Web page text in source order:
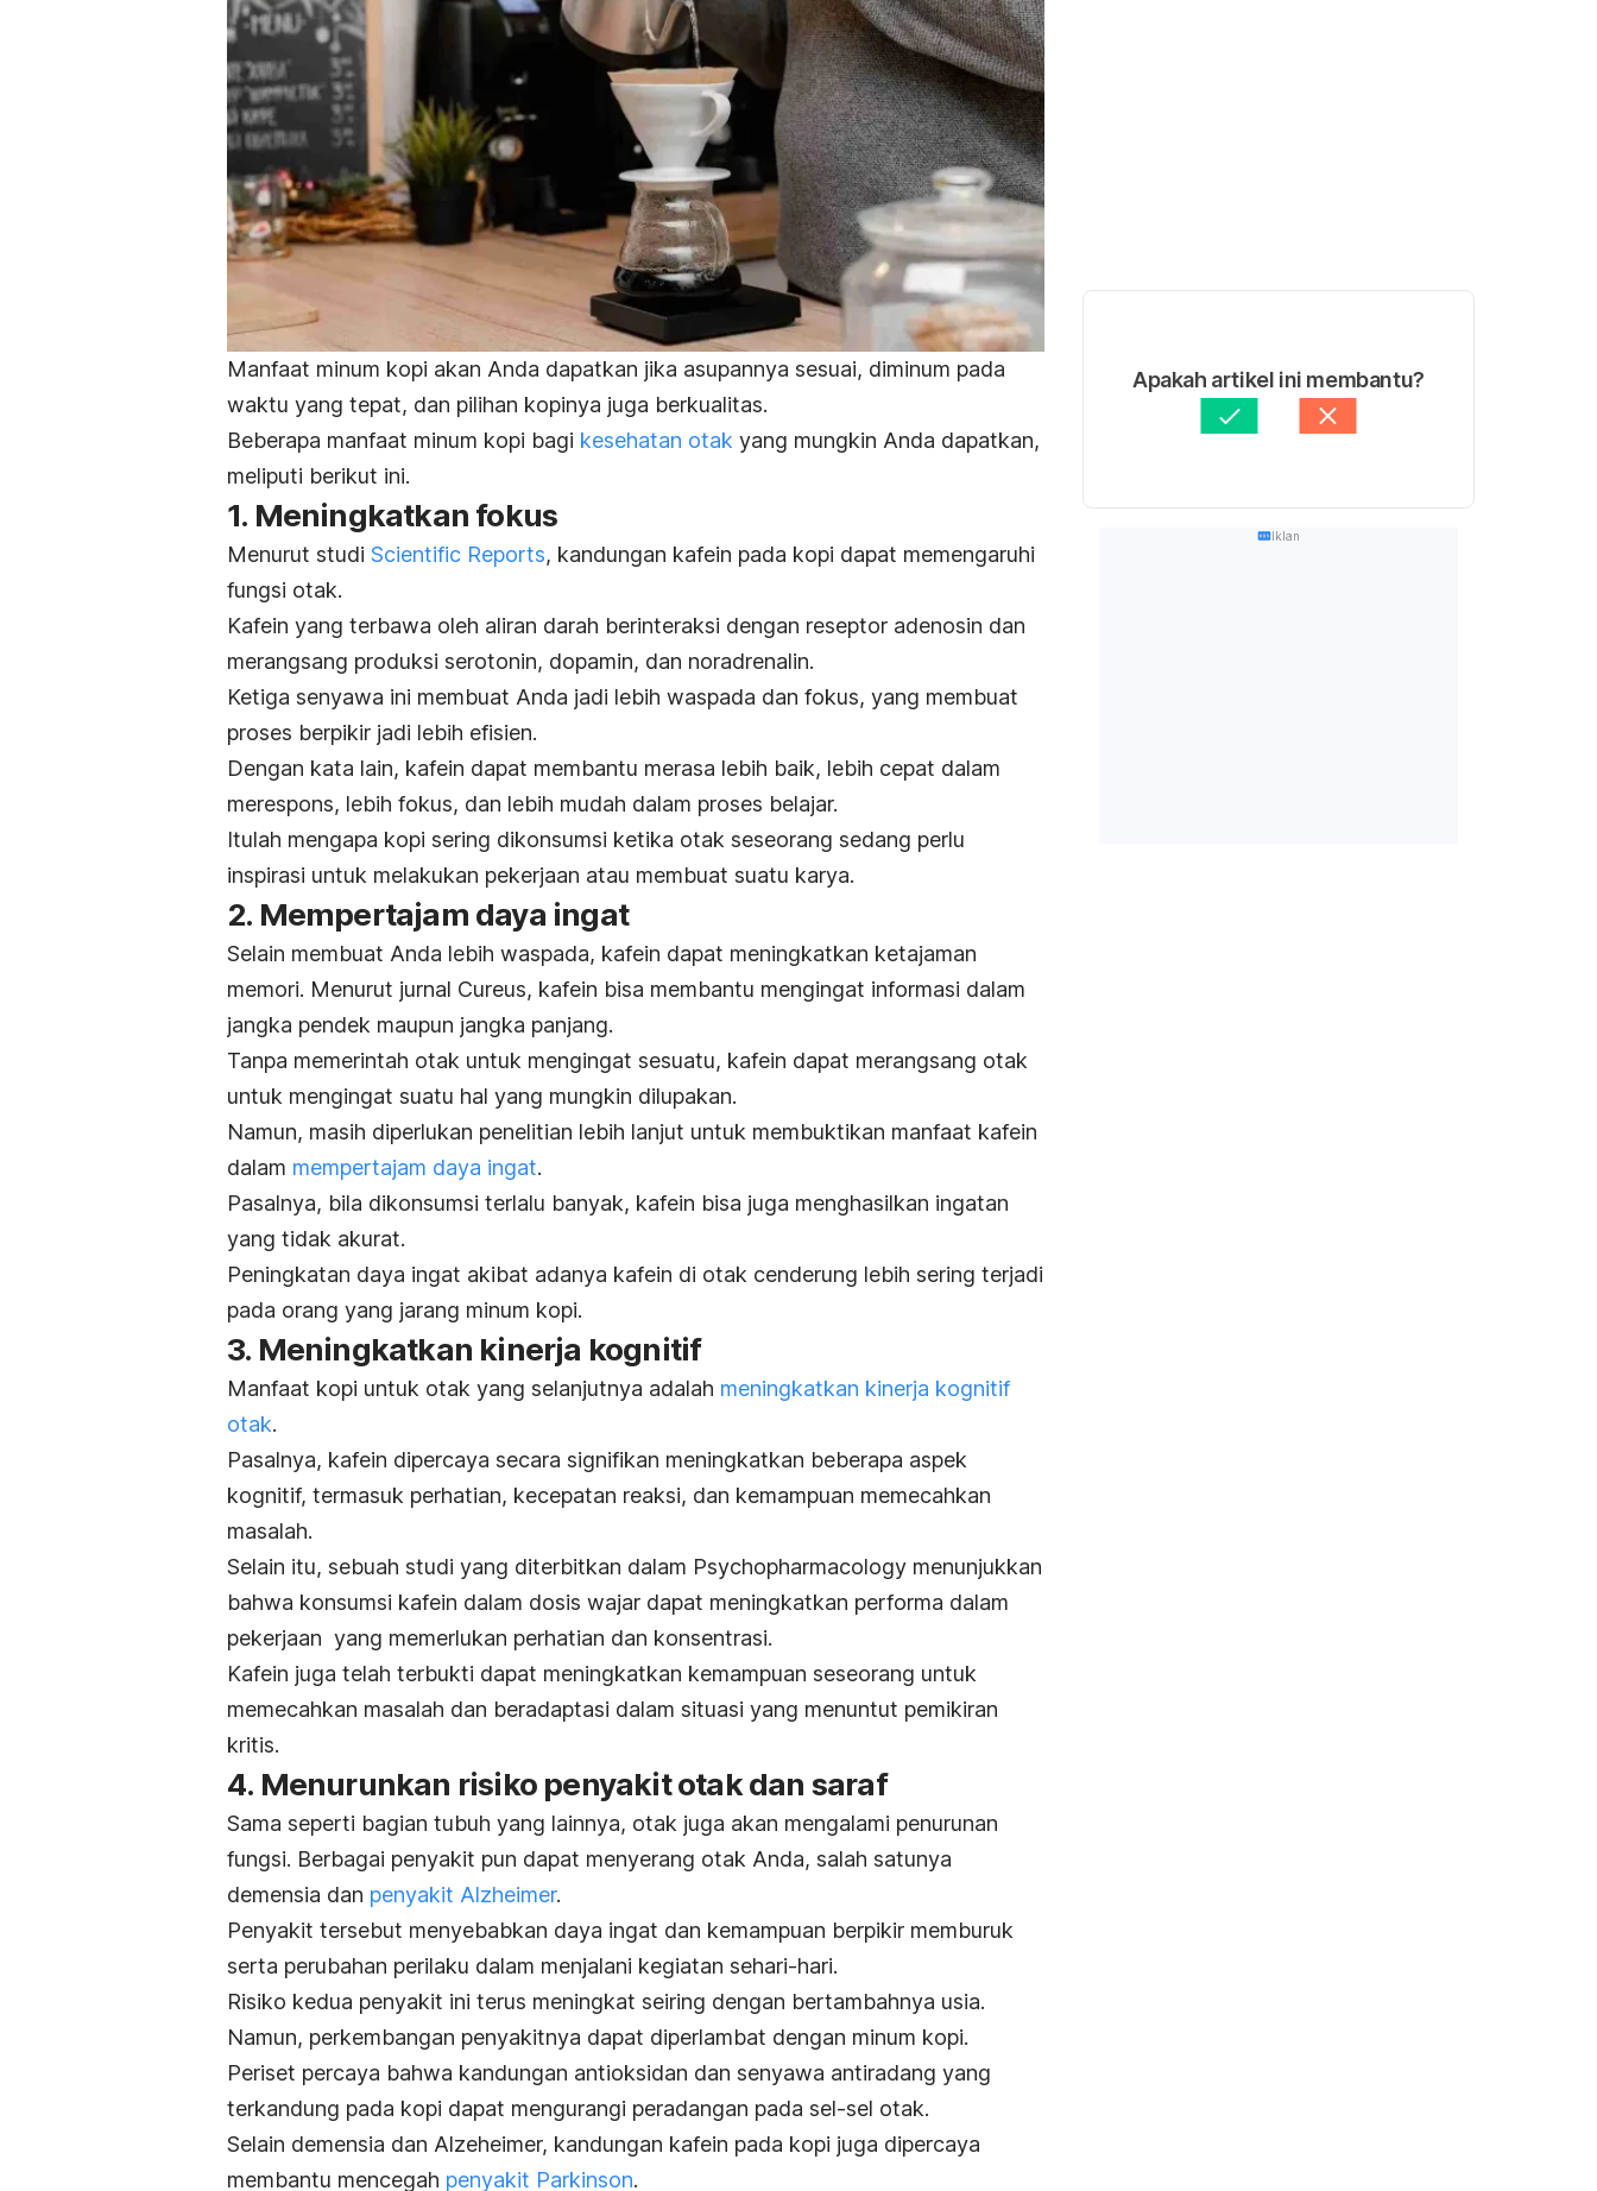
Manfaat minum kopi akan Anda dapatkan jika asupannya sesuai, diminum pada
waktu yang tepat, dan pilihan kopinya juga berkualitas.
Beberapa manfaat minum kopi bagi kesehatan otak yang mungkin Anda dapatkan,
meliputi berikut ini.
1. Meningkatkan fokus
Menurut studi Scientific Reports, kandungan kafein pada kopi dapat memengaruhi
fungsi otak.
Kafein yang terbawa oleh aliran darah berinteraksi dengan reseptor adenosin dan
merangsang produksi serotonin, dopamin, dan noradrenalin.
Ketiga senyawa ini membuat Anda jadi lebih waspada dan fokus, yang membuat
proses berpikir jadi lebih efisien.
Dengan kata lain, kafein dapat membantu merasa lebih baik, lebih cepat dalam
merespons, lebih fokus, dan lebih mudah dalam proses belajar.
Itulah mengapa kopi sering dikonsumsi ketika otak seseorang sedang perlu
inspirasi untuk melakukan pekerjaan atau membuat suatu karya.
2. Mempertajam daya ingat
Selain membuat Anda lebih waspada, kafein dapat meningkatkan ketajaman
memori. Menurut jurnal Cureus, kafein bisa membantu mengingat informasi dalam
jangka pendek maupun jangka panjang.
Tanpa memerintah otak untuk mengingat sesuatu, kafein dapat merangsang otak
untuk mengingat suatu hal yang mungkin dilupakan.
Namun, masih diperlukan penelitian lebih lanjut untuk membuktikan manfaat kafein
dalam mempertajam daya ingat.
Pasalnya, bila dikonsumsi terlalu banyak, kafein bisa juga menghasilkan ingatan
yang tidak akurat.
Peningkatan daya ingat akibat adanya kafein di otak cenderung lebih sering terjadi
pada orang yang jarang minum kopi.
3. Meningkatkan kinerja kognitif
Manfaat kopi untuk otak yang selanjutnya adalah meningkatkan kinerja kognitif
otak.
Pasalnya, kafein dipercaya secara signifikan meningkatkan beberapa aspek
kognitif, termasuk perhatian, kecepatan reaksi, dan kemampuan memecahkan
masalah.
Selain itu, sebuah studi yang diterbitkan dalam Psychopharmacology menunjukkan
bahwa konsumsi kafein dalam dosis wajar dapat meningkatkan performa dalam
pekerjaan yang memerlukan perhatian dan konsentrasi.
Kafein juga telah terbukti dapat meningkatkan kemampuan seseorang untuk
memecahkan masalah dan beradaptasi dalam situasi yang menuntut pemikiran
kritis.
4. Menurunkan risiko penyakit otak dan saraf
Sama seperti bagian tubuh yang lainnya, otak juga akan mengalami penurunan
fungsi. Berbagai penyakit pun dapat menyerang otak Anda, salah satunya
demensia dan penyakit Alzheimer.
Penyakit tersebut menyebabkan daya ingat dan kemampuan berpikir memburuk
serta perubahan perilaku dalam menjalani kegiatan sehari-hari.
Risiko kedua penyakit ini terus meningkat seiring dengan bertambahnya usia.
Namun, perkembangan penyakitnya dapat diperlambat dengan minum kopi.
Periset percaya bahwa kandungan antioksidan dan senyawa antiradang yang
terkandung pada kopi dapat mengurangi peradangan pada sel-sel otak.
Selain demensia dan Alzeheimer, kandungan kafein pada kopi juga dipercaya
membantu mencegah penyakit Parkinson.
Apakah artikel ini membantu?
Iklan